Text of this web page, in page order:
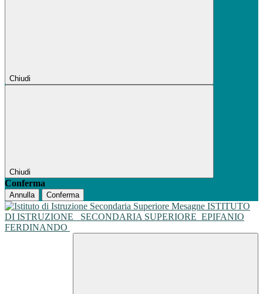
Chiudi
Chiudi
Conferma
Annulla Conferma
ISTITUTO
DI ISTRUZIONE
SECONDARIA SUPERIORE EPIFANIO
FERDINANDO